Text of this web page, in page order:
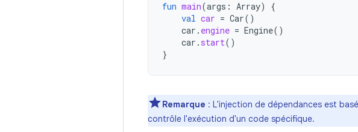
fun main(args : Array)
{
val car = Car()
car . engine = Engine()
car . start()
}
Remarque : L'injection de dépendances est
contrôle l'exécution d'un code spécifique.